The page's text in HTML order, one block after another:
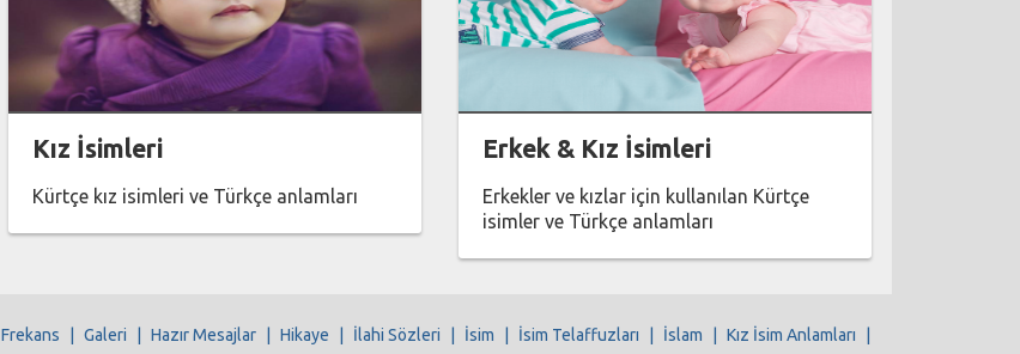
Kız İsimleri
Kürtçe kız isimleri ve Türkçe anlamları
Erkek & Kız İsimleri
Erkekler ve kızlar için kullanılan Kürtçe
isimler ve Türkçe anlamları
Frekans | Galeri | Hazır Mesajlar | Hikaye | İlahi Sözleri | İsim | İsim Telaffuzları | İslam | Kız İsim Anlamları |